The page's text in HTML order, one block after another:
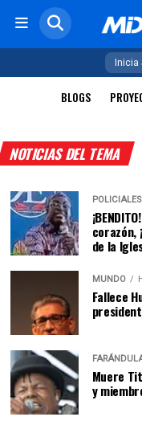
Inicia
BLOGS
NOTICIAS DEL TEMA
POLICIALES
corazón,
de la
MUNDO
Fallece
Muere
y